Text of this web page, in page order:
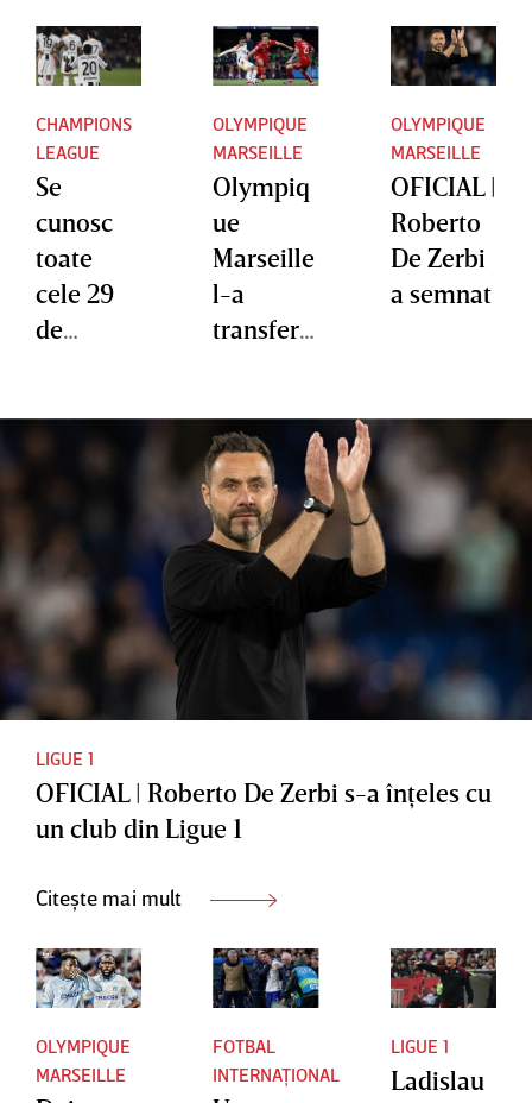
CHAMPIONS
LEAGUE
Se
cunosc
toate
cele 29
de
direct în
ă a
ediţiei
2025/20
26 de
Champio
ns
League
OLYMPIQUE
MARSEILLE
Olympiq
ue
Marseille
l-a
transfera
ul danez
Pierre-
Emile
Hojbjerg,
de la
Tottenha
OLYMPIQUE
MARSEILLE
OFICIAL |
Roberto
De Zerbi
a semnat
LIGUE 1
OFICIAL | Roberto De Zerbi s-a înţeles cu
un club din Ligue 1
Citește mai mult
OLYMPIQUE
MARSEILLE
FOTBAL
INTERNAȚIONAL
LIGUE 1
Ladislau